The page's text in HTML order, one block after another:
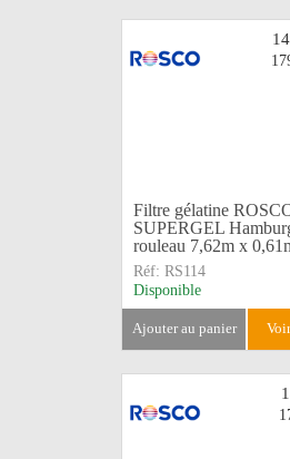
Filtre gélatine
SUPERGEL
rouleau 7,62m x
Réf: RS114
Disponible
ajouter au panier